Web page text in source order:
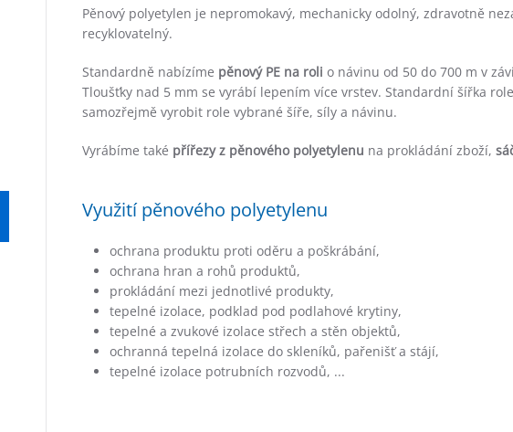
Pěnový polyetylen je nepromokavý, mechanicky odolný, zdravotně
recyklovatelný.
Standardně nabízíme pěnový PE na roli o návinu od 50 do 700 m v
Tloušťky nad 5 mm se vyrábí lepením více vrstev. Standardní šířka
samozřejmě vyrobit role vybrané šíře, síly a návinu.
Vyrábíme také přířezy z pěnového polyetylenu na prokládání zboží,
Využití pěnového polyetylenu
ochrana produktu proti oděru a poškrábání,
ochrana hran a rohů produktů,
prokládání mezi jednotlivé produkty,
tepelné izolace, podklad pod podlahové krytiny,
tepelné a zvukové izolace střech a stěn objektů,
ochranná tepelná izolace do skleníků, pařenišť a stájí,
tepelné izolace potrubních rozvodů, ...